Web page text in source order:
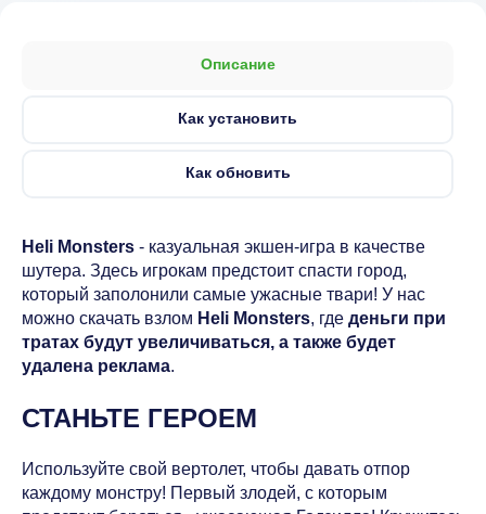
Описание
Как установить
Как обновить
Heli Monsters - казуальная экшен-игра в качестве
шутера. Здесь игрокам предстоит спасти город,
который заполонили самые ужасные твари! У нас
можно скачать взлом Heli Monsters, где деньги при
тратах будут увеличиваться, а также будет
удалена реклама.
СТАНЬТЕ ГЕРОЕМ
Используйте свой вертолет, чтобы давать отпор
каждому монстру! Первый злодей, с которым